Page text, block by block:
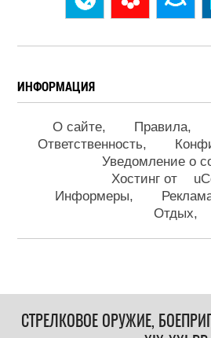
ИНФОРМАЦИЯ
О сайте Правила
Ответственность
Уведомление о
Хостинг от
Информеры
Отдых
СТРЕЛКОВОЕ ОРУЖИЕ,